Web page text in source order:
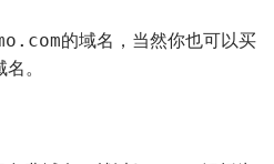
的域名，当然你也可以买
。